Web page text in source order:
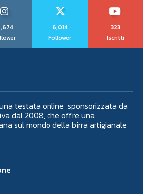
6,014
Follower
323
Iscritti
testata online sponsorizzata da
dal 2008, che offre una
sul mondo della birra artigianale